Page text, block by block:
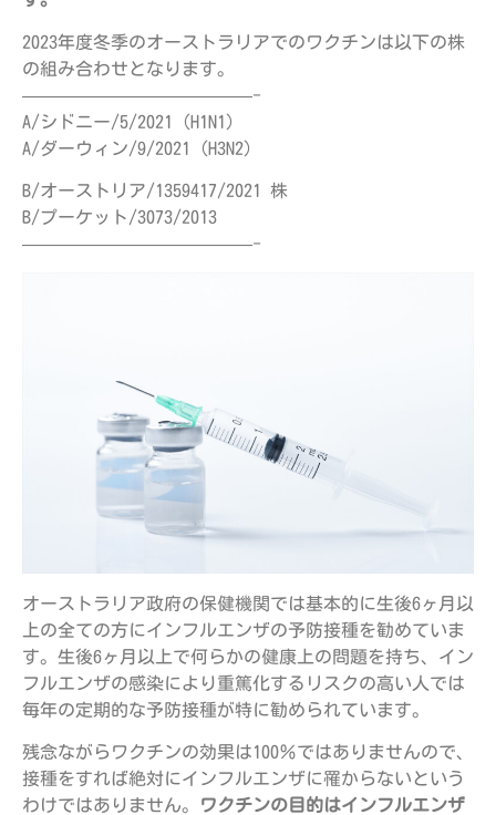
2023年度冬季のオーストラリアでのワクチンは以下の株
の組み合わせとなります。
—————————————-
A/シドニー/5/2021（H1N1）
A/ダーウィン/9/2021（H3N2）
B/オーストリア/1359417/2021 株
B/プーケット/3073/2013
—————————————-
オーストラリア政府の保健機関では基本的に生後6ヶ月以
上の全ての方にインフルエンザの予防接種を勧めていま
す。生後6ヶ月以上で何らかの健康上の問題を持ち、イン
フルエンザの感染により重篤化するリスクの高い人では
毎年の定期的な予防接種が特に勧められています。
残念ながらワクチンの効果は100％ではありませんので、
接種をすれば絶対にインフルエンザに罹からないという
わけではありません。
ワクチンの目的はインフルエンザ